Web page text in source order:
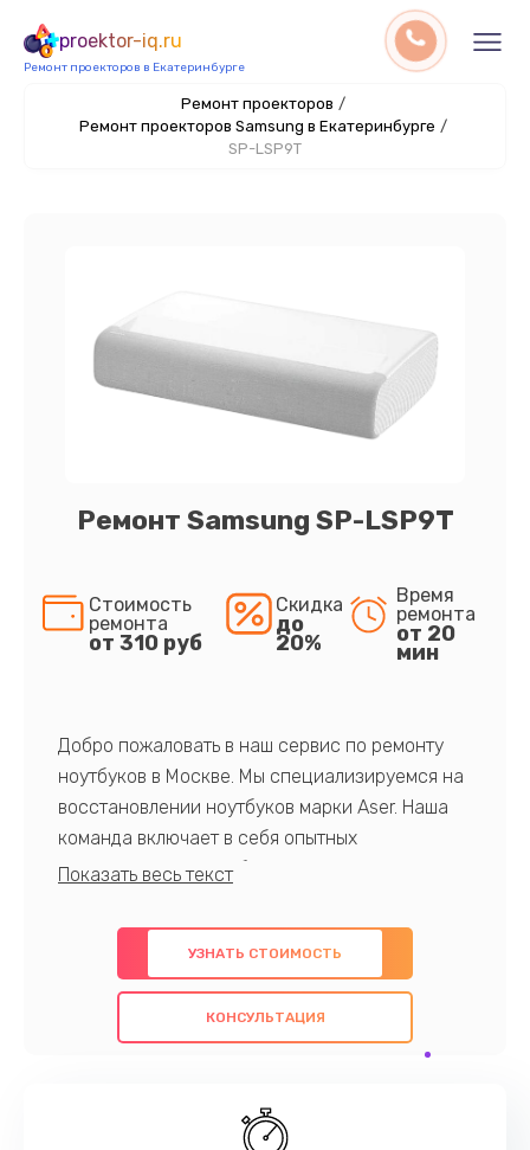
proektor-iq.ru
Ремонт проекторов в Екатеринбурге
Ремонт проекторов /
Ремонт проекторов Samsung в Екатеринбурге /
SP-LSP9T
Ремонт Samsung SP-LSP9T
Стоимость
ремонта
от 310 руб
Скидка
до
20%
Время
ремонта
от 20
мин
Добро пожаловать в наш сервис по ремонту
ноутбуков в Москве. Мы специализируемся на
восстановлении ноутбуков марки Aser. Наша
команда включает в себя опытных
профессионалов с обширными знаниями и
предлагаем быстрый и качественный ремонт с
использованием оригинальных компонентов, а
также гарантируем качество всех
проведенных работ. Наша цель - предоставить
наилучшим образом. Не медлите записаться на
УЗНАТЬ СТОИМОСТЬ
КОНСУЛЬТАЦИЯ